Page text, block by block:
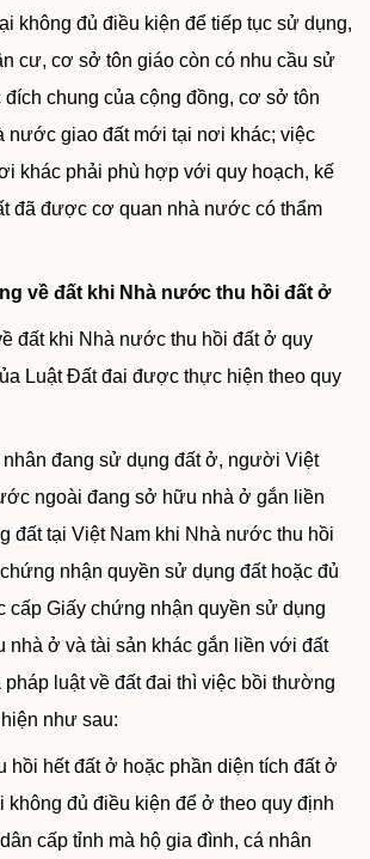
không đủ điều kiện để tiếp tục sử dụng,
cư, cơ sở tôn giáo còn có nhu cầu sử
đích chung của cộng đồng, cơ sở tôn
nước giao đất mới tại nơi khác; việc
khác phải phù hợp với quy hoạch, kế
đã được cơ quan nhà nước có thẩm
về đất khi Nhà nước thu hồi đất ở
đất khi Nhà nước thu hồi đất ở quy
Luật Đất đai được thực hiện theo quy
nhân đang sử dụng đất ở, người Việt
ngoài đang sở hữu nhà ở gắn liền
đấttại Việt Nam khi Nhà nước thu hồi
nhận quyền sử dụngđấthoặc đủ
cấp Giấy chứng nhận quyền sử dụng
nhà ở và tài sản khác gắn liền vớiđất
pháp luật vềđấtđai thì việc bồi thường
như sau:
hồi hết đất ở hoặc phần diện tích đất ở
không đủ điều kiện để ở theo quy định
cấp tỉnh mà hộ gia đình, cá nhân